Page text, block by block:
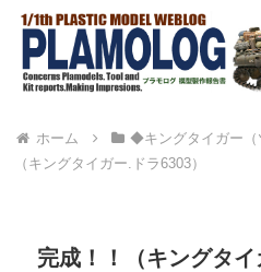
ホーム ◆キングタイガー（
（キングタイガー.ドラ6303）
完成！！（キングタイ